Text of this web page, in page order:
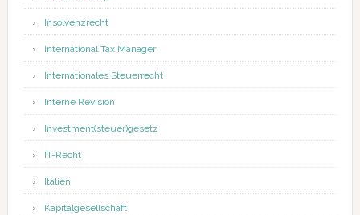
Insolvenzrecht
International Tax Manager
Internationales Steuerrecht
Interne Revision
Investment(steuer)gesetz
IT-Recht
Italien
Kapitalgesellschaft